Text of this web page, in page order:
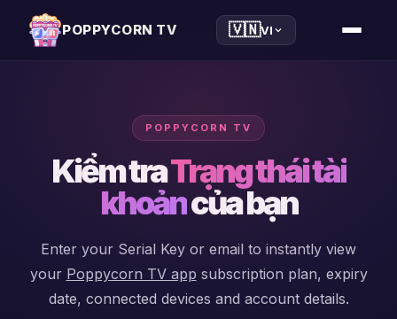
POPPYCORN TV 🇻🇳VI
POPPYCORN TV
iptv
player
xtream
player
m3u
Kiểm traTrạng thái tài
khoảncủa bạn
Enter your Serial Key or email to instantly view
your Poppycorn TV app subscription plan, expiry
date, connected devices and account details.